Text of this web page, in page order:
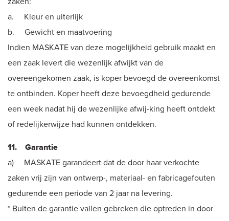
a. Kleur en uiterlijk
b. Gewicht en maatvoering
Indien MASKATE van deze mogelijkheid gebruik maakt en
een zaak levert die wezenlijk afwijkt van de
overeengekomen zaak, is koper bevoegd de overeenkomst
te ontbinden. Koper heeft deze bevoegdheid gedurende
een week nadat hij de wezenlijke afwij-king heeft ontdekt
of redelijkerwijze had kunnen ontdekken.
11. Garantie
a) MASKATE garandeert dat de door haar verkochte
zaken vrij zijn van ontwerp-, materiaal- en fabricagefouten
gedurende een periode van 2 jaar na levering.
* Buiten de garantie vallen gebreken die optreden in door